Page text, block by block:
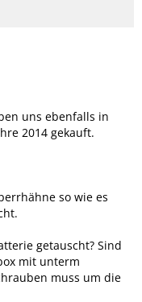
uns ebenfalls in
2014 gekauft.
so wie es
getauscht? Sind
mit unterm
muss um die